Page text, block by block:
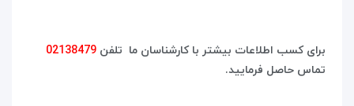
برای کسب اطلاعات بیشتر با کارشناسان ما تلفن 02138479
تماس حاصل فرمایید.